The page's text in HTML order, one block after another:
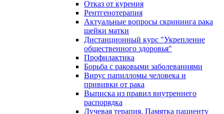
Отказ от курения
Рентгенотерапия
Актуальные вопросы скрининга рака
шейки матки
Дистанционный курс "Укрепление
общественного здоровья"
Профилактика
Борьба с раковыми заболеваниями
Вирус папилломы человека и
прививки от рака
Выписка из правил внутреннего
распорядка
Лучевая терапия. Памятка пациенту